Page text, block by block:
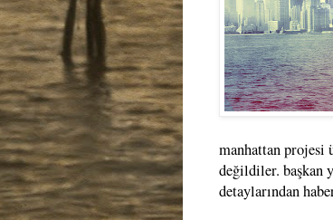
manhattan projesi
değildiler. başkan
detaylarından